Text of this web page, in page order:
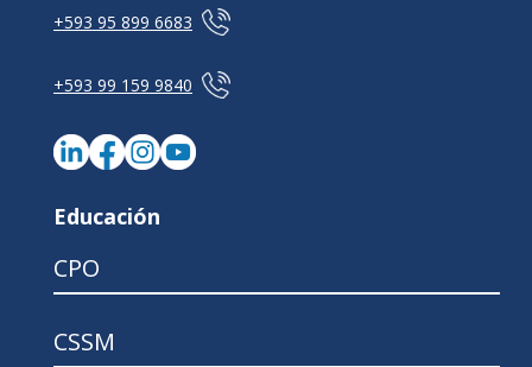
+593 95 899 6683
+593 99 159 9840
Educación
CPO
CSSM